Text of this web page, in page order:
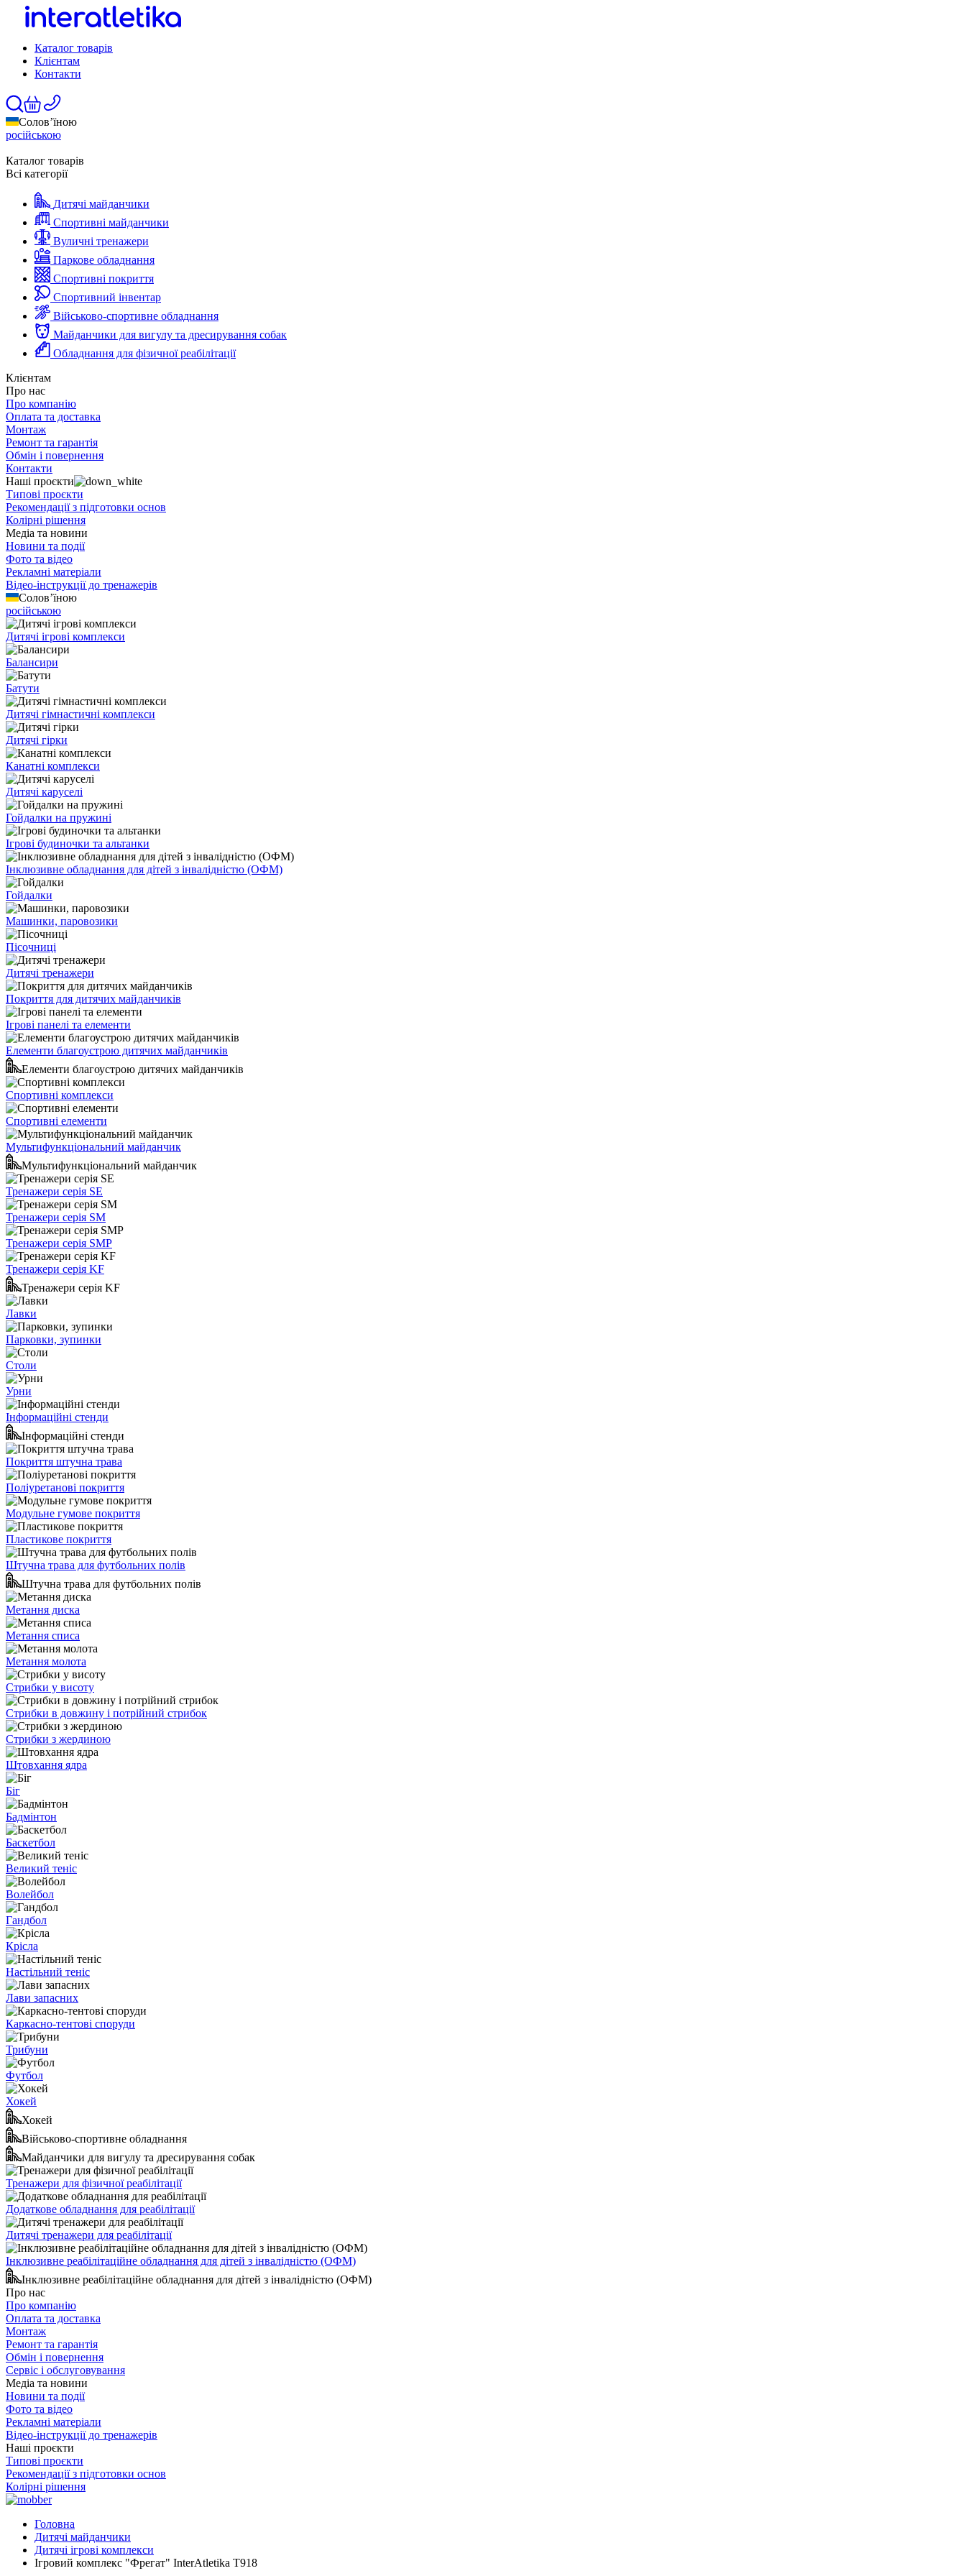
Каталог товарів
Клієнтам
Контакти
Солов’їною
російською
Каталог товарів
Всі категорії
Дитячі майданчики
Спортивні майданчики
Вуличні тренажери
Паркове обладнання
Спортивні покриття
Спортивний інвентар
Військово-спортивне обладнання
Майданчики для вигулу та дресирування собак
Обладнання для фізичної реабілітації
Клієнтам
Про нас
Про компанію
Оплата та доставка
Монтаж
Ремонт та гарантія
Обмін і повернення
Контакти
Наші проєкти
Типові проєкти
Рекомендації з підготовки основ
Колірні рішення
Медіа та новини
Новини та події
Фото та відео
Рекламні матеріали
Відео-інструкції до тренажерів
Солов’їною
російською
Дитячі ігрові комплекси
Балансири
Батути
Дитячі гімнастичні комплекси
Дитячі гірки
Канатні комплекси
Дитячі каруселі
Гойдалки на пружині
Ігрові будиночки та альтанки
Інклюзивне обладнання для дітей з інвалідністю (ОФМ)
Гойдалки
Машинки, паровозики
Пісочниці
Дитячі тренажери
Покриття для дитячих майданчиків
Ігрові панелі та елементи
Елементи благоустрою дитячих майданчиків
Елементи благоустрою дитячих майданчиків
Спортивні комплекси
Спортивні елементи
Мультифункціональний майданчик
Мультифункціональний майданчик
Тренажери серія SE
Тренажери серія SM
Тренажери серія SMP
Тренажери серія KF
Тренажери серія KF
Лавки
Парковки, зупинки
Столи
Урни
Інформаційні стенди
Інформаційні стенди
Покриття штучна трава
Поліуретанові покриття
Модульне гумове покриття
Пластикове покриття
Штучна трава для футбольних полів
Штучна трава для футбольних полів
Метання диска
Метання списа
Метання молота
Стрибки у висоту
Стрибки в довжину і потрійний стрибок
Стрибки з жердиною
Штовхання ядра
Біг
Бадмінтон
Баскетбол
Великий теніс
Волейбол
Гандбол
Крісла
Настільний теніс
Лави запасних
Каркасно-тентові споруди
Трибуни
Футбол
Хокей
Хокей
Військово-спортивне обладнання
Майданчики для вигулу та дресирування собак
Тренажери для фізичної реабілітації
Додаткове обладнання для реабілітації
Дитячі тренажери для реабілітації
Інклюзивне реабілітаційне обладнання для дітей з інвалідністю (ОФМ)
Інклюзивне реабілітаційне обладнання для дітей з інвалідністю (ОФМ)
Про нас
Про компанію
Оплата та доставка
Монтаж
Ремонт та гарантія
Обмін і повернення
Сервіс і обслуговування
Медіа та новини
Новини та події
Фото та відео
Рекламні матеріали
Відео-інструкції до тренажерів
Наші проєкти
Типові проєкти
Рекомендації з підготовки основ
Колірні рішення
Головна
Дитячі майданчики
Дитячі ігрові комплекси
Ігровий комплекс "Фрегат" InterAtletika Т918